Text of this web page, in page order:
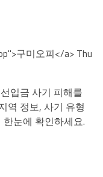
구미오피</a> Thu
입금 사기 피해를
역 정보, 사기 유형
눈에 확인하세요.